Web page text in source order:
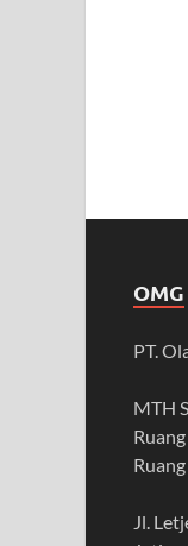
OMG
PT.
MTH
Jl.